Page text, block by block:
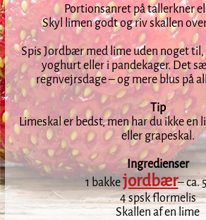
Portionsanret på tallerkner
Skyl limen godt og riv skallen
Spis Jordbær med lime uden noget
yoghurt eller i pandekager. Det
regnvejrsdage – og mere blus på
Tip
Limeskal er bedst, men har du ikke en
eller grapeskal.
Ingredienser
1 bakkejordbær– ca.
4 spsk flormelis
Skallen af en lime